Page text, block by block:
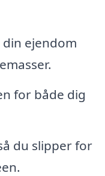
ejendom
for både dig
du slipper for